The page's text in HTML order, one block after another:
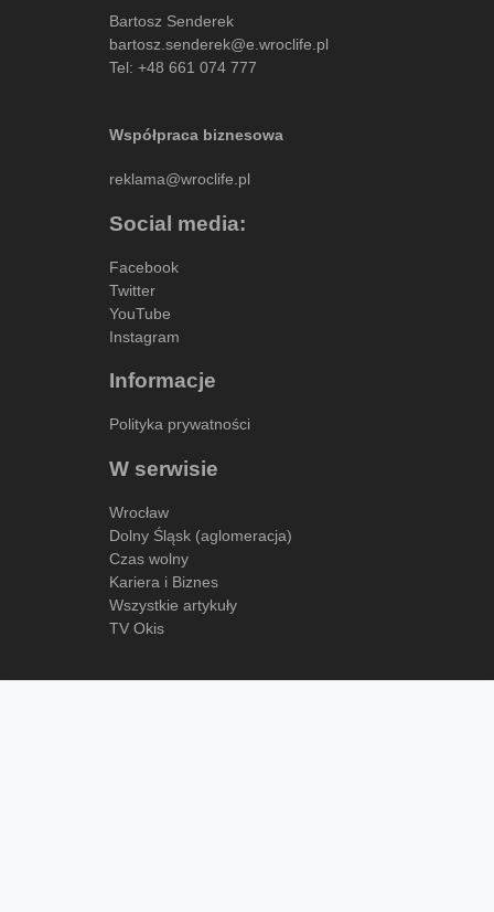
Bartosz Senderek
bartosz.senderek@e.wroclife.pl
Tel: +48 661 074 777
Współpraca biznesowa
reklama@wroclife.pl
Social media:
Facebook
Twitter
YouTube
Instagram
Informacje
Polityka prywatności
W serwisie
Wrocław
Dolny Śląsk (aglomeracja)
Czas wolny
Kariera i Biznes
Wszystkie artykuły
TV Okis